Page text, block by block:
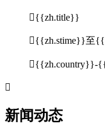
{{zh.title}}
{{zh.stime}}至
{{zh.country}}-

新闻动态